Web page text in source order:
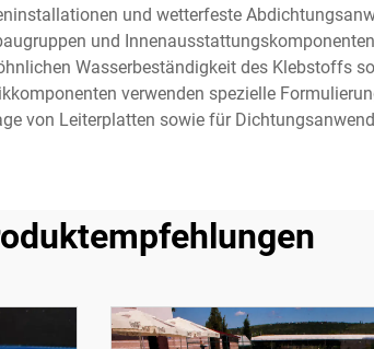
und wetterfeste
und
Wasserbeständigkeit des Klebstoffs
verwenden spezielle
von Leiterplatten sowie für